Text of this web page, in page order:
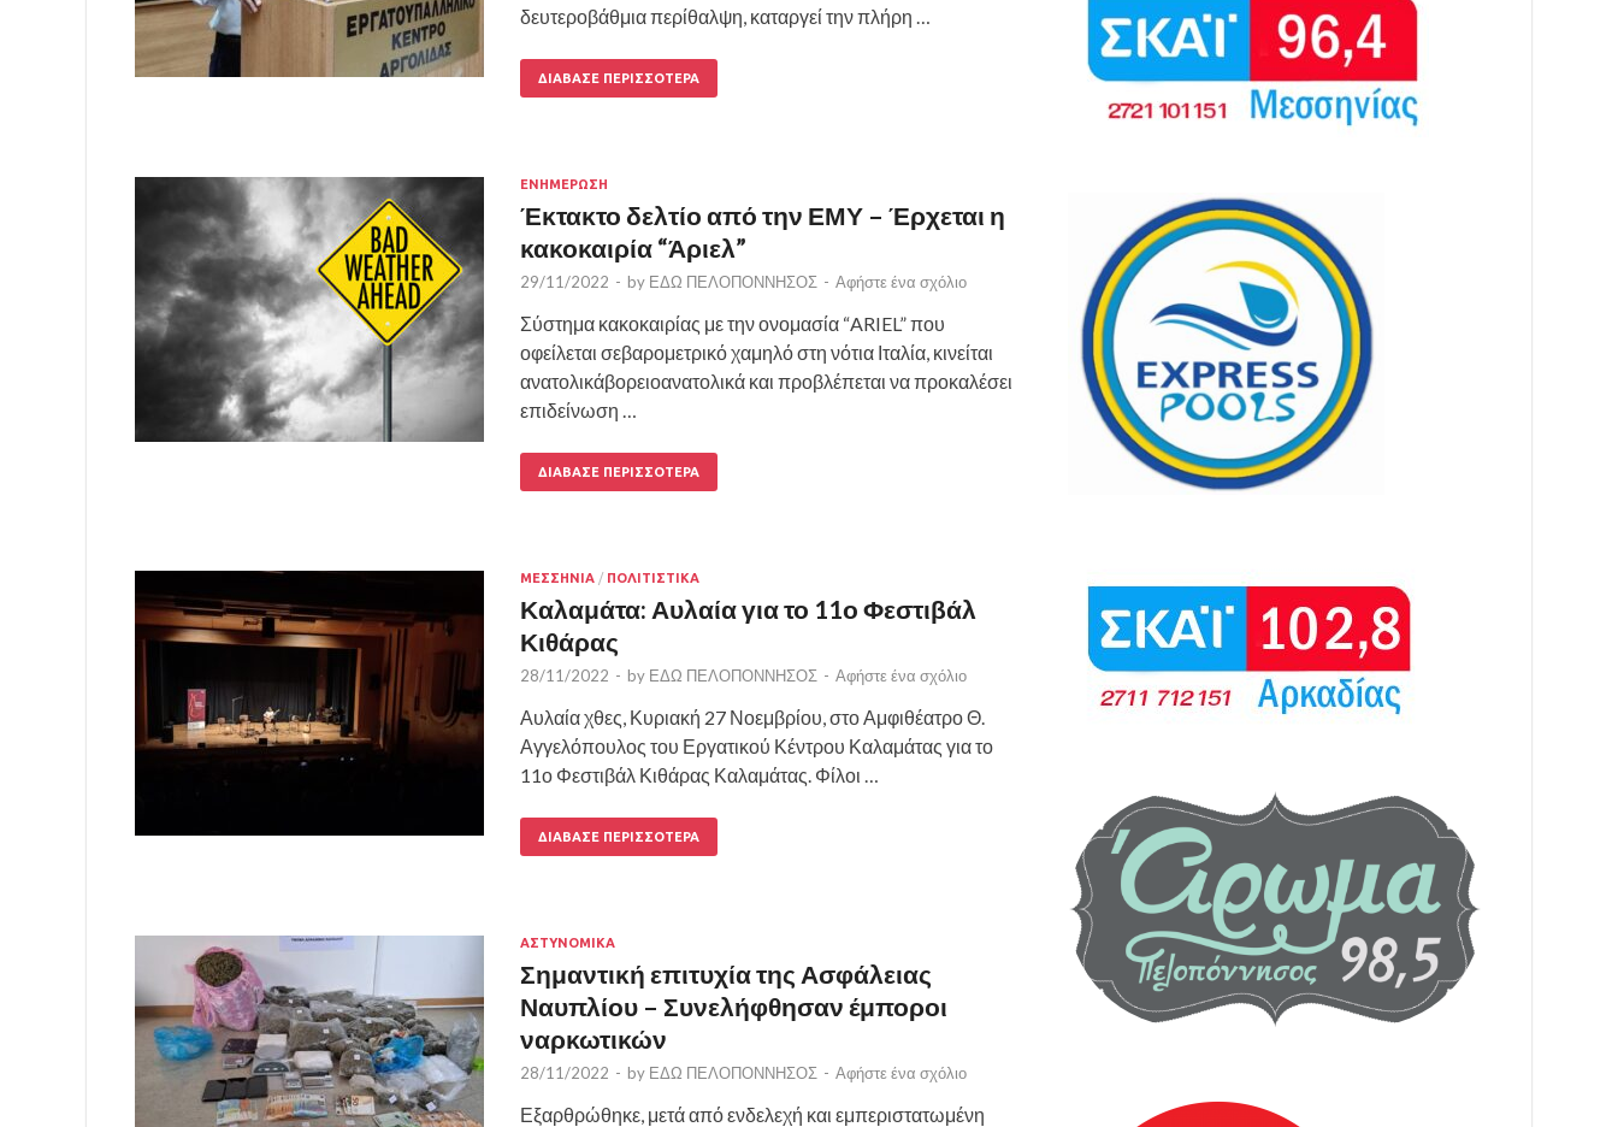
δευτεροβάθμια περίθαλψη, καταργεί την πλήρη …
ΔΙΆΒΑΣΕ ΠΕΡΙΣΣΌΤΕΡΑ
ΕΝΗΜΕΡΩΣΗ
Έκτακτο δελτίο από την ΕΜΥ – Έρχεται η
κακοκαιρία “Άριελ”
29/11/2022 - by ΕΔΩ ΠΕΛΟΠΟΝΝΗΣΟΣ - Αφήστε ένα σχόλιο
Σύστημα κακοκαιρίας με την ονομασία “ARIEL” που
οφείλεται σεβαρομετρικό χαμηλό στη νότια Ιταλία, κινείται
ανατολικάβορειοανατολικά και προβλέπεται να προκαλέσει
επιδείνωση …
ΔΙΆΒΑΣΕ ΠΕΡΙΣΣΌΤΕΡΑ
ΜΕΣΣΗΝΙΑ / ΠΟΛΙΤΙΣΤΙΚΑ
Καλαμάτα: Αυλαία για το 11ο Φεστιβάλ
Κιθάρας
28/11/2022 - by ΕΔΩ ΠΕΛΟΠΟΝΝΗΣΟΣ - Αφήστε ένα σχόλιο
Αυλαία χθες, Κυριακή 27 Νοεμβρίου, στο Αμφιθέατρο Θ.
Αγγελόπουλος του Εργατικού Κέντρου Καλαμάτας για το
11ο Φεστιβάλ Κιθάρας Καλαμάτας. Φίλοι …
ΔΙΆΒΑΣΕ ΠΕΡΙΣΣΌΤΕΡΑ
ΑΣΤΥΝΟΜΙΚΑ
Σημαντική επιτυχία της Ασφάλειας
Ναυπλίου – Συνελήφθησαν έμποροι
ναρκωτικών
28/11/2022 - by ΕΔΩ ΠΕΛΟΠΟΝΝΗΣΟΣ - Αφήστε ένα σχόλιο
Εξαρθρώθηκε, μετά από ενδελεχή και εμπεριστατωμένη